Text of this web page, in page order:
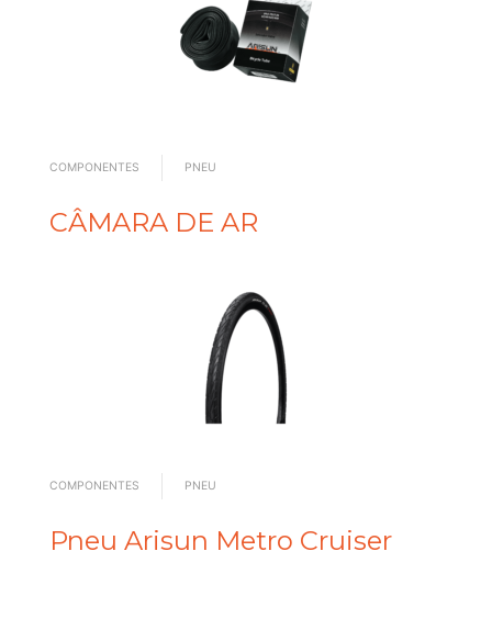
COMPONENTES PNEU
CÂMARA DE AR
COMPONENTES PNEU
Pneu Arisun Metro Cruiser